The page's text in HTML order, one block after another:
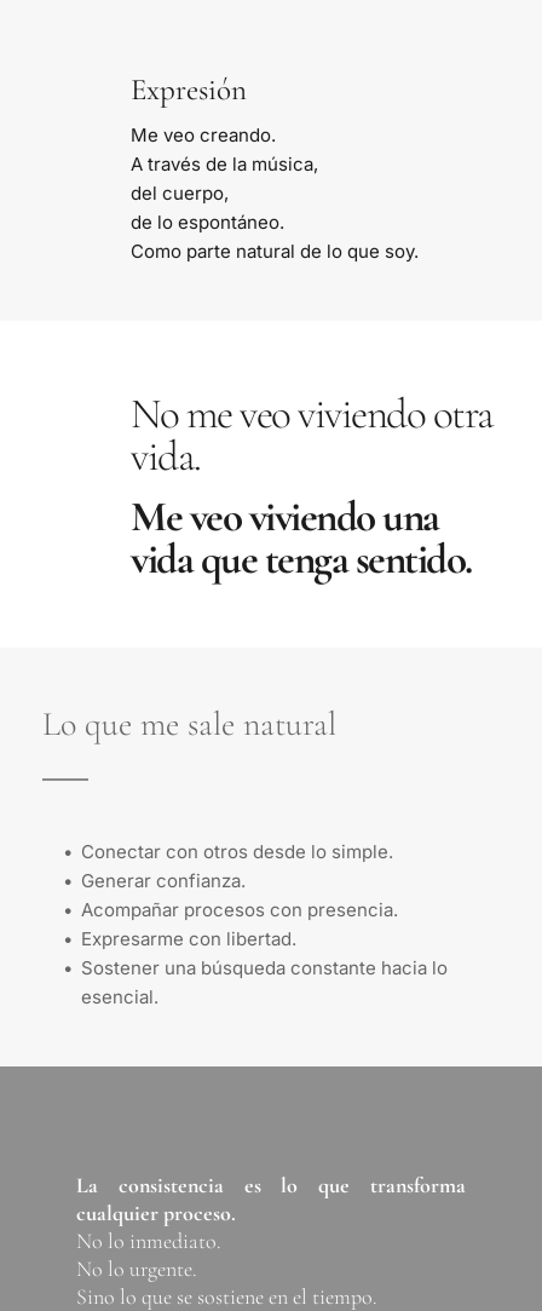
Expresión
Me veo creando.
A través de la música,
del cuerpo,
de lo espontáneo.
Como parte natural de lo que soy.
No me veo viviendo otra
vida.
Me veo viviendo una
vida que tenga sentido.
Lo que me sale natural
Conectar con otros desde lo simple.
Generar confianza.
Acompañar procesos con presencia.
Expresarme con libertad.
Sostener una búsqueda constante hacia lo
esencial.
La consistencia es lo que transforma
cualquier proceso.
No lo inmediato.
No lo urgente.
Sino lo que se sostiene en el tiempo.